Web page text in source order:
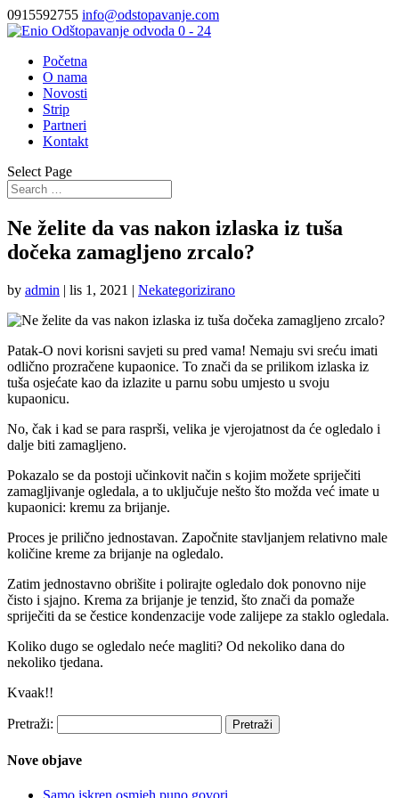
0915592755 info@odstopavanje.com
Početna
O nama
Novosti
Strip
Partneri
Kontakt
Select Page
Ne želite da vas nakon izlaska iz tuša
dočeka zamagljeno zrcalo?
by admin | lis 1, 2021 | Nekategorizirano
Patak-O novi korisni savjeti su pred vama! Nemaju svi sreću imati
odlično prozračene kupaonice. To znači da se prilikom izlaska iz
tuša osjećate kao da izlazite u parnu sobu umjesto u svoju
kupaonicu.
No, čak i kad se para rasprši, velika je vjerojatnost da će ogledalo i
dalje biti zamagljeno.
Pokazalo se da postoji učinkovit način s kojim možete spriječiti
zamagljivanje ogledala, a to uključuje nešto što možda već imate u
kupaonici: kremu za brijanje.
Proces je prilično jednostavan. Započnite stavljanjem relativno male
količine kreme za brijanje na ogledalo.
Zatim jednostavno obrišite i polirajte ogledalo dok ponovno nije
čisto i sjajno. Krema za brijanje je tenzid, što znači da pomaže
spriječiti da se čestice kondenzacije vode zalijepe za staklo ogledala.
Koliko dugo se ogledalo neće magliti? Od nekoliko dana do
nekoliko tjedana.
Kvaak!!
Pretraži:
Nove objave